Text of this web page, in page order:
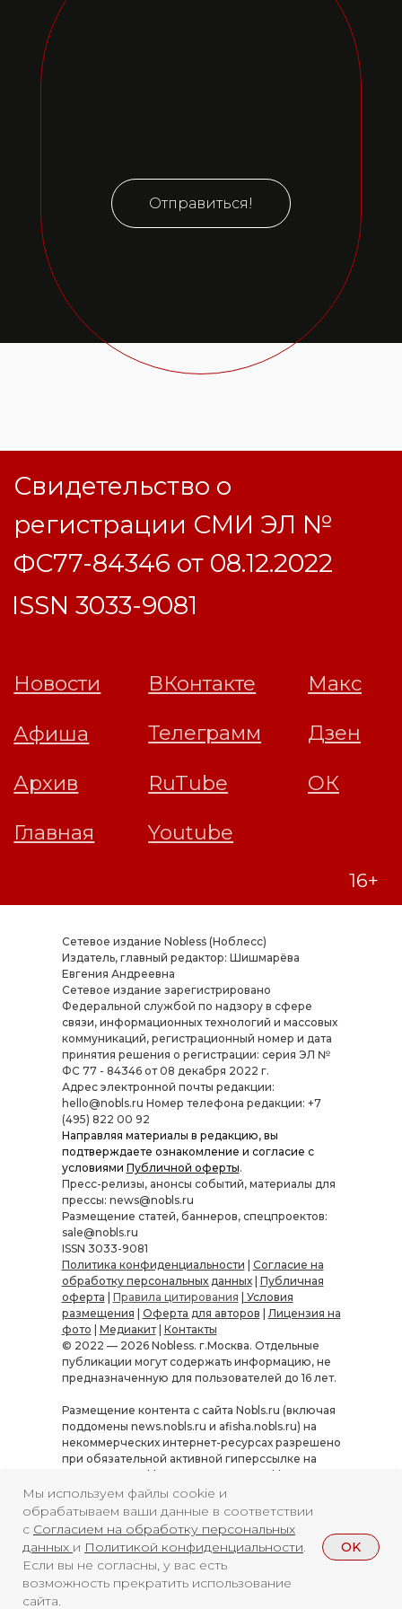
Мы используем файлы cookie и
обрабатываем ваши данные в соответствии
с Согласием на обработку персональных
данных и Политикой конфиденциальности.
Если вы не согласны, у вас есть
возможность прекратить использование
сайта.
OK
Отправиться!
Сетевое издание Nobless (Ноблесс)
Издатель, главный редактор: Шишмарёва
Евгения Андреевна
Cетевое издание зарегистрировано
Федеральной службой по надзору в сфере
связи, информационных технологий и массовых
коммуникаций, регистрационный номер и дата
принятия решения о регистрации: серия ЭЛ №
ФС 77 - 84346 от 08 декабря 2022 г.
Адрес электронной почты редакции:
hello@nobls.ru Номер телефона редакции: +7
(495) 822 00 92
Направляя материалы в редакцию, вы
подтверждаете ознакомление и согласие с
условиями Публичной оферты.
Пресс-релизы, анонсы событий, материалы для
прессы: news@nobls.ru
Размещение статей, баннеров, спецпроектов:
sale@nobls.ru
ISSN 3033-9081
Политика конфиденциальности | Согласие на
обработку персональных данных| Публичная
оферта | Правила цитирования | Условия
размещения | Оферта для авторов | Лицензия на
фото | Медиакит| Контакты
© 2022 — 2026 Nobless. г.Москва. Отдельные
публикации могут содержать информацию, не
предназначенную для пользователей до 16 лет.
Размещение контента с сайта Nobls.ru (включая
поддомены news.nobls.ru и afisha.nobls.ru) на
некоммерческих интернет-ресурсах разрешено
при обязательной активной гиперссылке на
источник — Nobls.ru или «Журнал Nobless».
Использование материалов в коммерческих
целях, а также их копирование, переработка или
распространение в иных форматах требуют
письменного согласования. Нарушение условий
влечёт ответственность согласно
законодательству РФ.Полные правила
цитирования.